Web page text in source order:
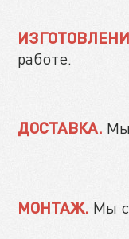
работе.
ДОСТАВКА. Мы
МОНТАЖ. Мы